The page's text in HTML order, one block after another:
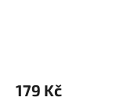
179 Kč